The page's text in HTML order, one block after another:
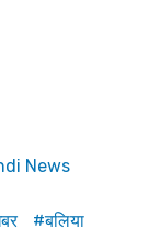
News
बलिया